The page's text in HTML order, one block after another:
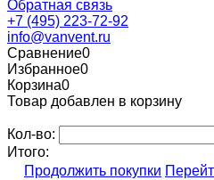
Обратная связь
+7 (495) 223-72-92
info@vanvent.ru
Сравнение0
Избранное0
Корзина0
Товар добавлен в корзину
Кол-во:
Итого:
Продолжить покупки